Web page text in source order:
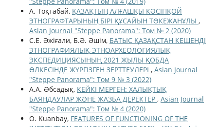
А. Тоқтабай, ҚАЗАҚТЫҢ АЛҒАШҚЫ КƏСІПҚОЙ
ЭТНОГРАФТАРЫНЫҢ БІРІ ҚҰСАЙЫН ТƏКЕЖАНҰЛЫ ,
Asian Journal "Steppe Panorama": Том № 2 (2020)
С.Е. Әжіғали, Б.Ә. Әшім, БАТЫС ҚАЗАҚСТАН КЕШЕНДІ
ЭТНОГРАФИЯЛЫҚ-ЭТНОАРХЕОЛОГИЯЛЫҚ
ЭКСПЕДИЦИЯСЫНЫҢ 2021 ЖЫЛЫ ҚОБДА
ӨЛКЕСІНДЕ ЖҮРГІЗГЕН ЗЕРТТЕУЛЕРІ , Asian Journal
"Steppe Panorama": Том 9 № 3 (2022)
А.А. Əбсадық, КЕЙКІ МЕРГЕН: ХАЛЫҚТЫҚ
БАЯНДАУЛАР ЖƏНЕ ЖАЗБА ДЕРЕКТЕР , Asian Journal
"Steppe Panorama": Том № 4 (2020)
O. Kuanbay, FEATURES OF FUNCTIONING OF THE